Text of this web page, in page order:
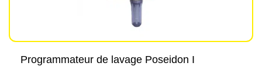
Programmateur de lavage Poseidon I